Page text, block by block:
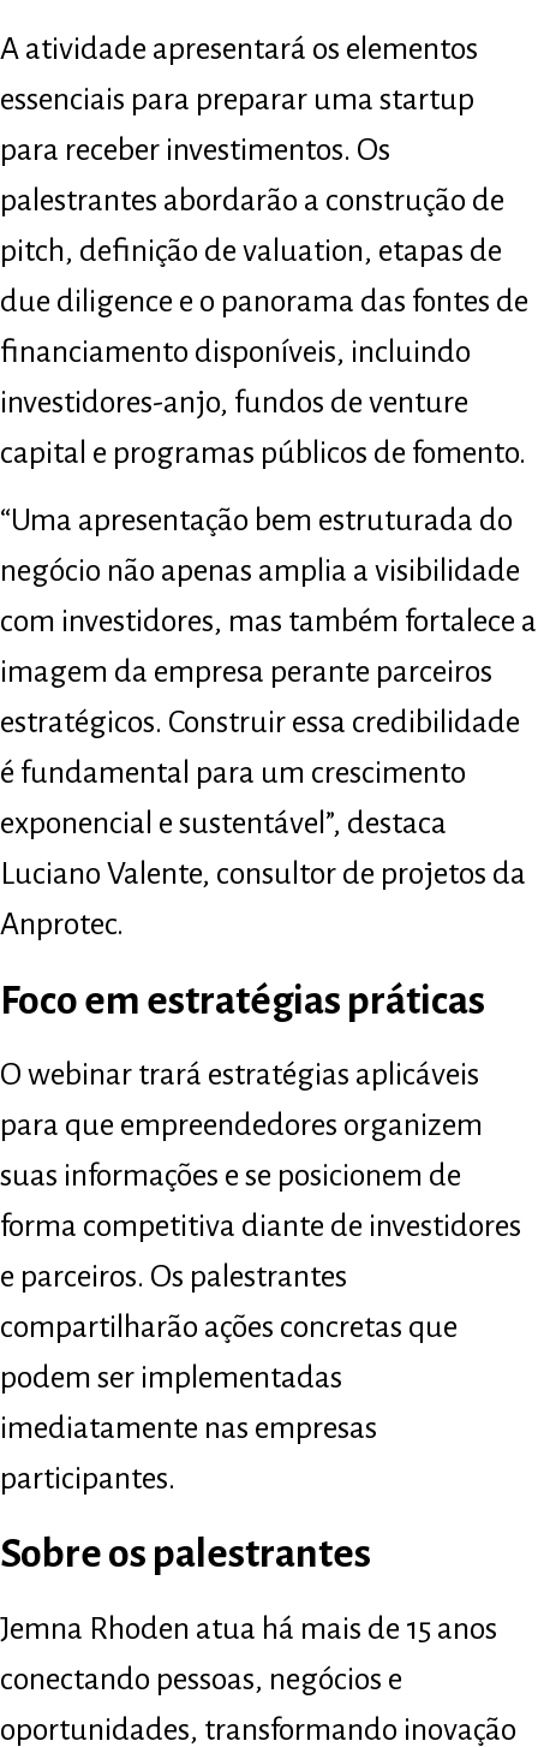
A atividade apresentará os elementos
essenciais para preparar uma startup
para receber investimentos. Os
palestrantes abordarão a construção de
pitch, definição de valuation, etapas de
due diligence e o panorama das fontes de
financiamento disponíveis, incluindo
investidores-anjo, fundos de venture
capital e programas públicos de fomento.
“Uma apresentação bem estruturada do
negócio não apenas amplia a visibilidade
com investidores, mas também fortalece a
imagem da empresa perante parceiros
estratégicos. Construir essa credibilidade
é fundamental para um crescimento
exponencial e sustentável”, destaca
Luciano Valente, consultor de projetos da
Anprotec.
Foco em estratégias práticas
O webinar trará estratégias aplicáveis
para que empreendedores organizem
suas informações e se posicionem de
forma competitiva diante de investidores
e parceiros. Os palestrantes
compartilharão ações concretas que
podem ser implementadas
imediatamente nas empresas
participantes.
Sobre os palestrantes
Jemna Rhoden atua há mais de 15 anos
conectando pessoas, negócios e
oportunidades, transformando inovação